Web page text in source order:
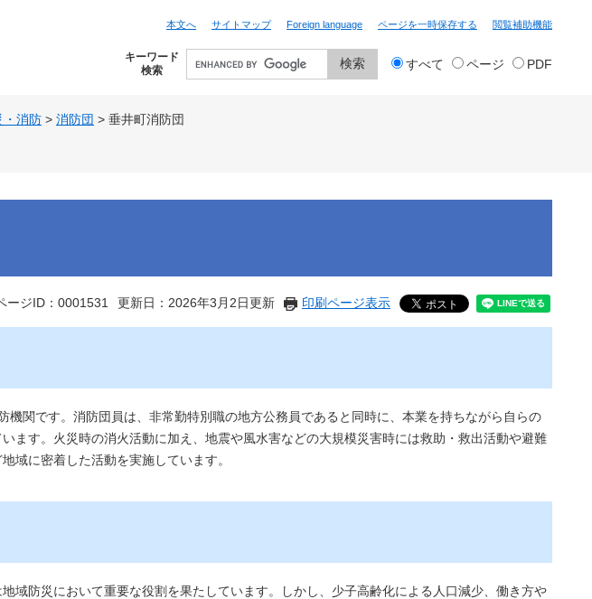
本文へ サイトマップ Foreign language ページを一時保存する 閲覧補助機能
キーワード
検索
検 すべて ページ PDF
・消防 > 消防団 > 垂井町消防団
ージID：0001531 更新日：2026年3月2日更新 印刷ページ表示
関です。消防団員は、非常勤特別職の地方公務員であると同時に、本業を持ちながら自らの
ます。火災時の消火活動に加え、地震や風水害などの大規模災害時には救助・救出活動や避難
域に密着した活動を実施しています。
域防災において重要な役割を果たしています。しかし、少子高齢化による人口減少、働き方や